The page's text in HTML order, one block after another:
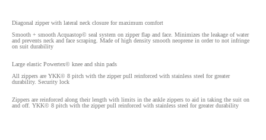
Diagonal zipper with lateral neck closure for maximum comfort
Smooth + smooth Acquastop© seal system on zipper flap and face. Minimizes the leakage of water
and prevents neck and face scraping. Made of high density smooth neoprene in order to not infringe
on suit durability
Large elastic Powertex© knee and shin pads
All zippers are YKK© 8 pitch with the zipper pull reinforced with stainless steel for greater
durability. Security lock
Zippers are reinforced along their length with limits in the ankle zippers to aid in taking the suit on
and off. YKK© 8 pitch with the zipper pull reinforced with stainless steel for greater durability